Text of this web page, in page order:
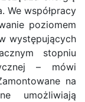
We współpracy
poziomem
występujących
stopniu
– mówi
na
umożliwiają